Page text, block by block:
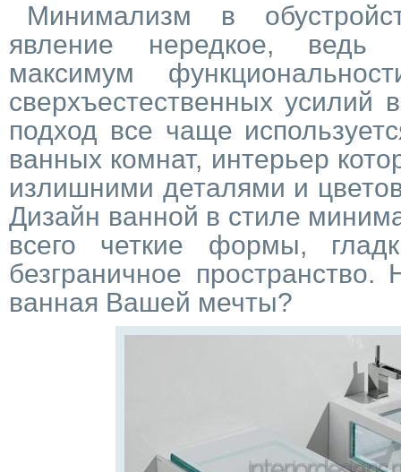
Минимализм в
явление нередкое, ведь
максимум
сверхъестественных усилий
подход все чаще
ванных комнат, интерьер
излишними деталями и
Дизайн ванной в стиле
всего четкие формы,
безграничное
ванная Вашей мечты?